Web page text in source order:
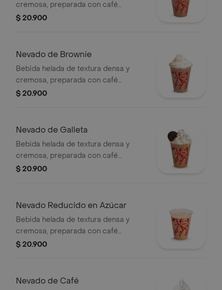
cremosa, preparada con café
espresso, chocolate, mezcla láctea,
$ 20.900
Nevado de Brownie
Bebida helada de textura densa y
cremosa, preparada con café
espresso, brownie triturado, mezcla
$ 20.900
Nevado de Galleta
Bebida helada de textura densa y
cremosa, preparada con café
espresso, galleta oreo, mezcla láctea,
$ 20.900
Nevado Reducido en Azúcar
Bebida helada de textura densa y
cremosa, preparada con café
espresso, mezcla láctea reducida en
$ 20.900
Nevado de Café